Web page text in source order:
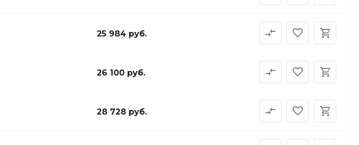
25 984 руб.
26 100 руб.
28 728 руб.